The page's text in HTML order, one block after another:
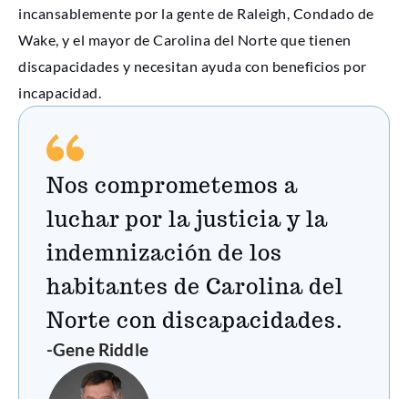
incansablemente por la gente de Raleigh, Condado de
Wake, y el mayor de Carolina del Norte que tienen
discapacidades y necesitan ayuda con beneficios por
incapacidad.
Nos comprometemos a
luchar por la justicia y la
indemnización de los
habitantes de Carolina del
Norte con discapacidades.
-Gene Riddle